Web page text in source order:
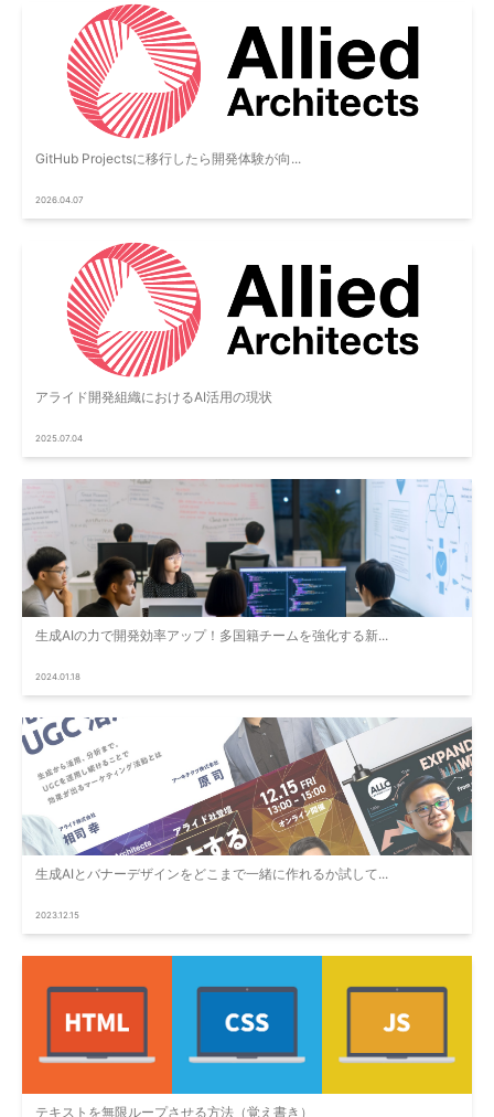
GitHub Projectsに移行したら開発体験が向...
2026.04.07
アライド開発組織におけるAI活用の現状
2025.07.04
生成AIの力で開発効率アップ！多国籍チームを強化する新...
2024.01.18
生成AIとバナーデザインをどこまで一緒に作れるか試して...
2023.12.15
テキストを無限ループさせる方法（覚え書き）